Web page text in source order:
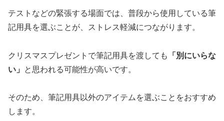
テストなどの緊張する場面では、普段から使用している筆
記用具を選ぶことが、ストレス軽減につながります。
クリスマスプレゼントで筆記用具を渡しても
「別にいらな
い」
と思われる可能性が高いです。
そのため、筆記用具以外のアイテムを選ぶことをおすすめ
します。